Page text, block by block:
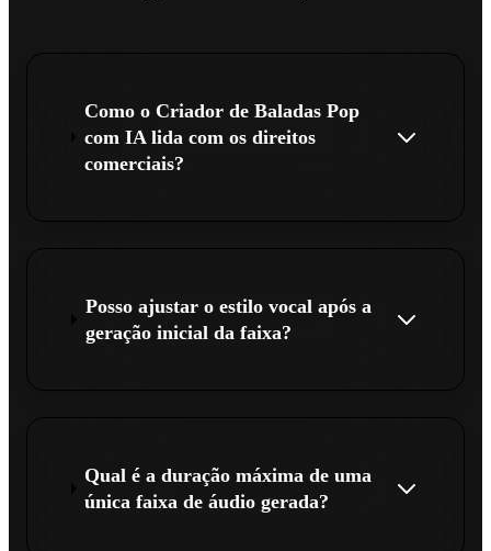
Como o Criador de Baladas Pop
com IA lida com os direitos
comerciais?
Posso ajustar o estilo vocal após a
geração inicial da faixa?
Qual é a duração máxima de uma
única faixa de áudio gerada?